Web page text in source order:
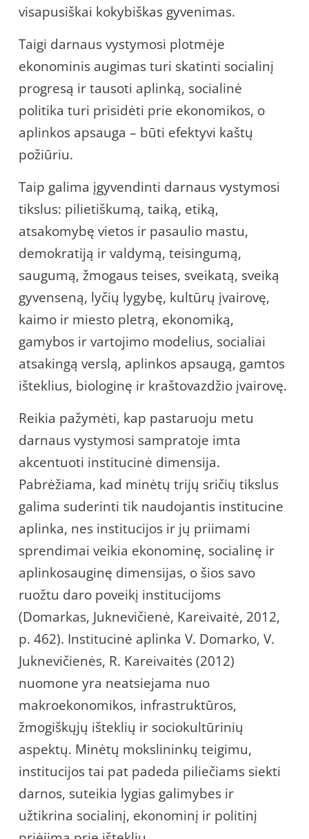
visapusiškai kokybiškas gyvenimas.
Taigi darnaus vystymosi plotmėje
ekonominis augimas turi skatinti socialinį
progresą ir tausoti aplinką, socialinė
politika turi prisidėti prie ekonomikos, o
aplinkos apsauga – būti efektyvi kaštų
požiūriu.
Taip galima įgyvendinti darnaus vystymosi
tikslus: pilietiškumą, taiką, etiką,
atsakomybę vietos ir pasaulio mastu,
demokratiją ir valdymą, teisingumą,
saugumą, žmogaus teises, sveikatą, sveiką
gyvenseną, lyčių lygybę, kultūrų įvairovę,
kaimo ir miesto pletrą, ekonomiką,
gamybos ir vartojimo modelius, socialiai
atsakingą verslą, aplinkos apsaugą, gamtos
išteklius, biologinę ir kraštovazdžio įvairovę.
Reikia pažymėti, kap pastaruoju metu
darnaus vystymosi sampratoje imta
akcentuoti institucinė dimensija.
Pabrėžiama, kad minėtų trijų sričių tikslus
galima suderinti tik naudojantis institucine
aplinka, nes institucijos ir jų priimami
sprendimai veikia ekonominę, socialinę ir
aplinkosauginę dimensijas, o šios savo
ruožtu daro poveikį institucijoms
(Domarkas, Juknevičienė, Kareivaitė, 2012,
p. 462). Institucinė aplinka V. Domarko, V.
Juknevičienės, R. Kareivaitės (2012)
nuomone yra neatsiejama nuo
makroekonomikos, infrastruktūros,
žmogiškųjų išteklių ir sociokultūrinių
aspektų. Minėtų mokslininkų teigimu,
institucijos tai pat padeda piliečiams siekti
darnos, suteikia lygias galimybes ir
užtikrina socialinį, ekonominį ir politinį